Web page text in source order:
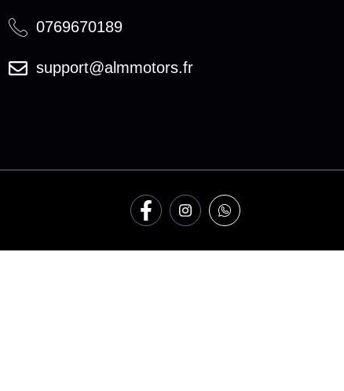
0769670189
support@almmotors.fr